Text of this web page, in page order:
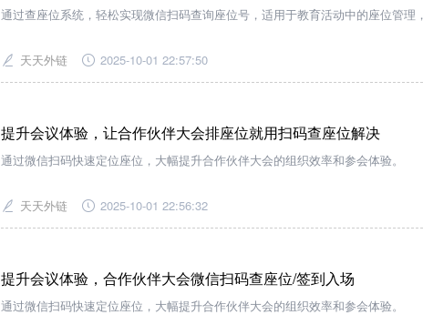
通过查座位系统，轻松实现微信扫码查询座位号，适用于教育活动中的座位管理
天天外链 2025-10-01 22:57:50
提升会议体验，让合作伙伴大会排座位就用扫码查座位解决
通过微信扫码快速定位座位，大幅提升合作伙伴大会的组织效率和参会体验。
天天外链 2025-10-01 22:56:32
提升会议体验，合作伙伴大会微信扫码查座位/签到入场
通过微信扫码快速定位座位，大幅提升合作伙伴大会的组织效率和参会体验。